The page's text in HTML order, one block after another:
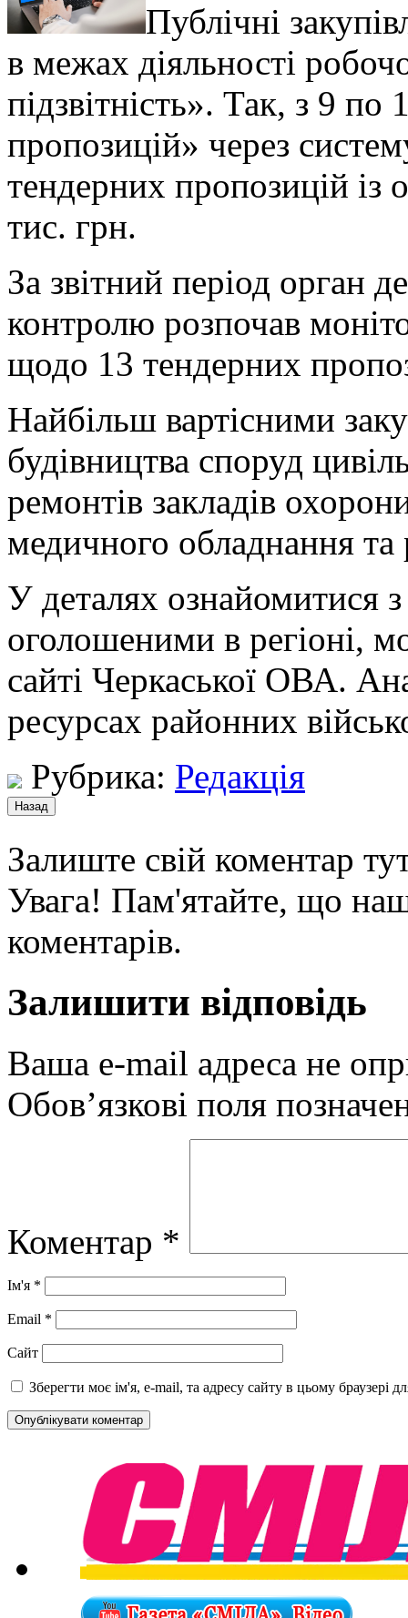
Публічні
в межах діяльності
підзвітність». Так, з 9 по
пропозицій» через
тендерних пропозицій із
тис. грн.
За звітний період орган
контролю розпочав
щодо 13 тендерних
Найбільш вартісними
будівництва споруд
ремонтів закладів
медичного обладнання та
У деталях ознайомитися
оголошеними в регіоні,
сайті Черкаської ОВА.
ресурсах районних
Рубрика: Редакція
Залиште свій коментар
Увага! Пам'ятайте, що
коментарів.
Залишити відповідь
Ваша e-mail адреса не
Обов’язкові поля
Коментар *
Ім'я *
Email *
Сайт
Зберегти моє ім'я, e-mail, та адресу сайту в цьому браузері